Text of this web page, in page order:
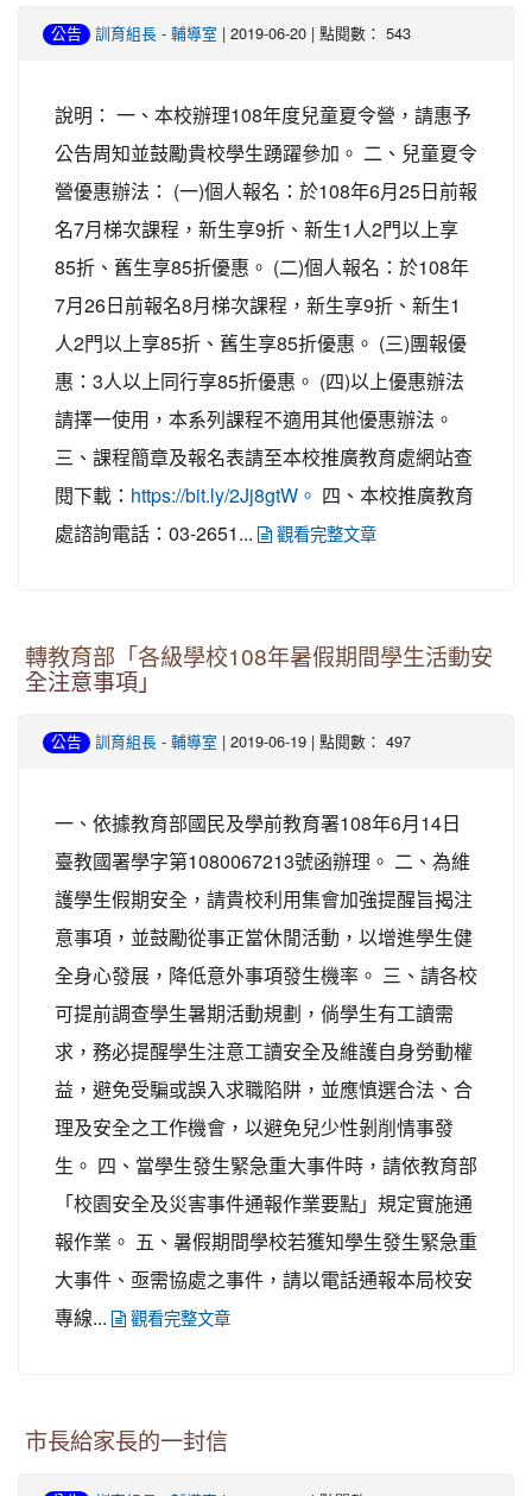
公告 訓育組長 - 輔導室 | 2019-06-20 | 點閱數： 543
說明： 一、本校辦理108年度兒童夏令營，請惠予
公告周知並鼓勵貴校學生踴躍參加。 二、兒童夏令
營優惠辦法： (一)個人報名：於108年6月25日前報
名7月梯次課程，新生享9折、新生1人2門以上享
85折、舊生享85折優惠。 (二)個人報名：於108年
7月26日前報名8月梯次課程，新生享9折、新生1
人2門以上享85折、舊生享85折優惠。 (三)團報優
惠：3人以上同行享85折優惠。 (四)以上優惠辦法
請擇一使用，本系列課程不適用其他優惠辦法。
三、課程簡章及報名表請至本校推廣教育處網站查
閱下載： https://bit.ly/2Jj8gtW。
四、本校推廣教育
處諮詢電話：03-2651...
觀看完整文章
轉教育部「各級學校108年暑假期間學生活動安
全注意事項」
公告 訓育組長 - 輔導室 | 2019-06-19 | 點閱數： 497
一、依據教育部國民及學前教育署108年6月14日
臺教國署學字第1080067213號函辦理。 二、為維
護學生假期安全，請貴校利用集會加強提醒旨揭注
意事項，並鼓勵從事正當休閒活動，以增進學生健
全身心發展，降低意外事項發生機率。 三、請各校
可提前調查學生暑期活動規劃，倘學生有工讀需
求，務必提醒學生注意工讀安全及維護自身勞動權
益，避免受騙或誤入求職陷阱，並應慎選合法、合
理及安全之工作機會，以避免兒少性剝削情事發
生。 四、當學生發生緊急重大事件時，請依教育部
「校園安全及災害事件通報作業要點」規定實施通
報作業。 五、暑假期間學校若獲知學生發生緊急重
大事件、亟需協處之事件，請以電話通報本局校安
專線...
觀看完整文章
市長給家長的一封信